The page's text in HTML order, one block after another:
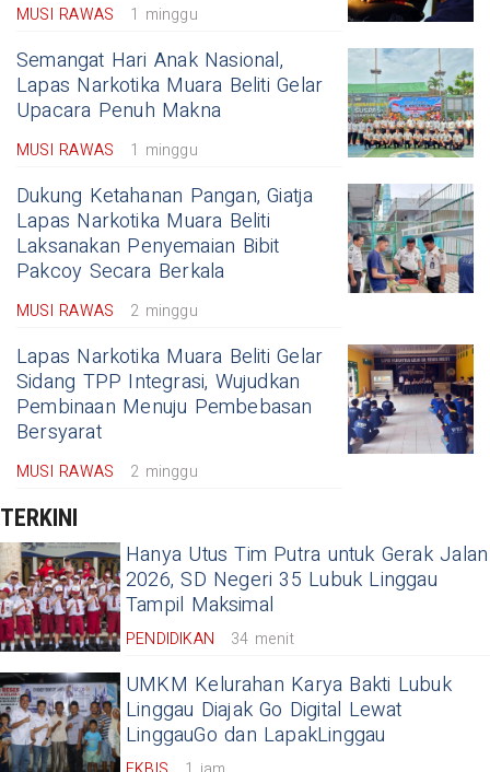
MUSI RAWAS 1 minggu
Semangat Hari Anak Nasional,
Lapas Narkotika Muara Beliti Gelar
Upacara Penuh Makna
MUSI RAWAS 1 minggu
Dukung Ketahanan Pangan, Giatja
Lapas Narkotika Muara Beliti
Laksanakan Penyemaian Bibit
Pakcoy Secara Berkala
MUSI RAWAS 2 minggu
Lapas Narkotika Muara Beliti Gelar
Sidang TPP Integrasi, Wujudkan
Pembinaan Menuju Pembebasan
Bersyarat
MUSI RAWAS 2 minggu
TERKINI
Hanya Utus Tim Putra untuk Gerak Jalan
2026, SD Negeri 35 Lubuk Linggau
Tampil Maksimal
PENDIDIKAN 34 menit
UMKM Kelurahan Karya Bakti Lubuk
Linggau Diajak Go Digital Lewat
LinggauGo dan LapakLinggau